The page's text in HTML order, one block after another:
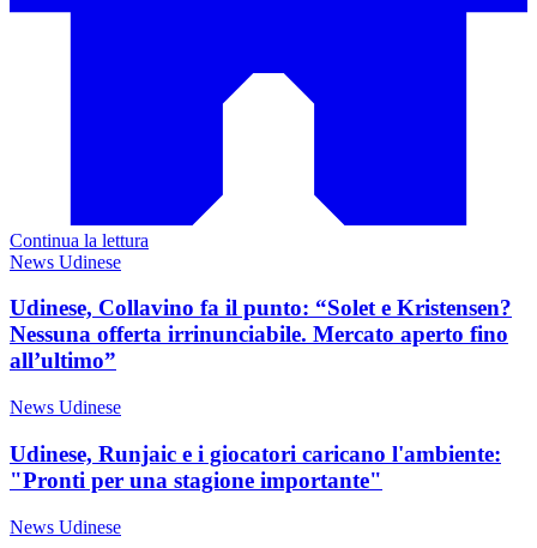
Continua la lettura
News Udinese
Udinese, Collavino fa il punto: “Solet e Kristensen?
Nessuna offerta irrinunciabile. Mercato aperto fino
all’ultimo”
News Udinese
Udinese, Runjaic e i giocatori caricano l'ambiente:
"Pronti per una stagione importante"
News Udinese